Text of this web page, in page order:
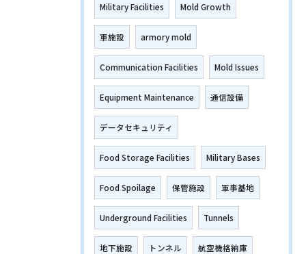
Military Facilities Mold Growth
軍施設 armory mold
Communication Facilities Mold Issues
Equipment Maintenance 通信設備
データセキュリティ
Food Storage Facilities Military Bases
Food Spoilage 保管施設 軍事基地
Underground Facilities Tunnels
地下施設 トンネル 航空機格納庫